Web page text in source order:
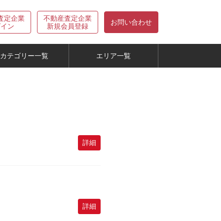
定企業
ン
不動産査定企業
新規会員登録
お問い合わせ
カテゴリー一覧 エリア一覧
詳細
詳細